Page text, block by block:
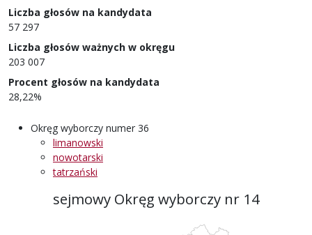
Liczba głosów na kandydata
57 297
Liczba głosów ważnych w okręgu
203 007
Procent głosów na kandydata
28,22%
Okręg wyborczy numer 36
limanowski
nowotarski
tatrzański
sejmowy Okręg wyborczy nr 14